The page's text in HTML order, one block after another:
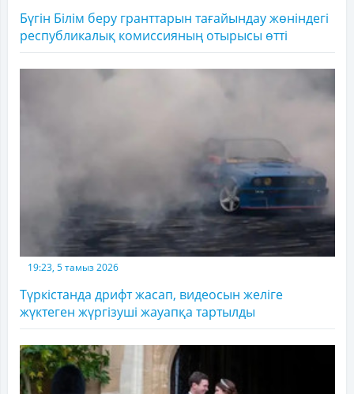
Бүгін Білім беру гранттарын тағайындау жөніндегі
республикалық комиссияның отырысы өтті
19:23, 5 тамыз 2026
Түркістанда дрифт жасап, видеосын желіге
жүктеген жүргізуші жауапқа тартылды